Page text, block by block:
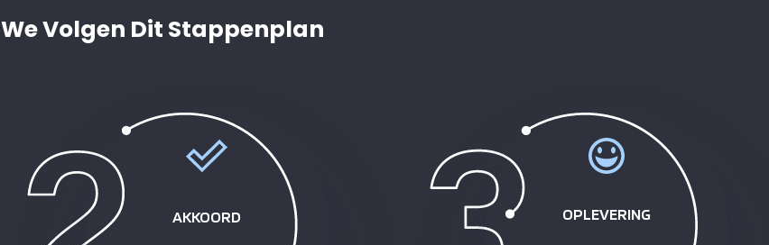
We Volgen Dit Stappenplan
AKKOORD OPLEVERING